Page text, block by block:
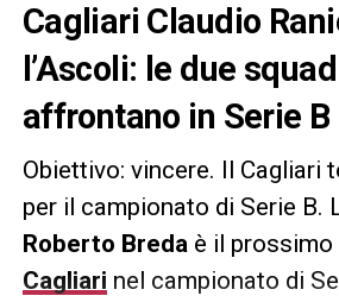
Cagliari Claudio
l’Ascoli: le due
affrontano in Serie B
Obiettivo: vincere. Il Cagliari
per il campionato di Serie B.
Roberto Breda è il
Cagliari nel campionato di